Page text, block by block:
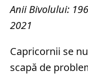
Anii Bivolului:
2021
Capricornii se
scapă de